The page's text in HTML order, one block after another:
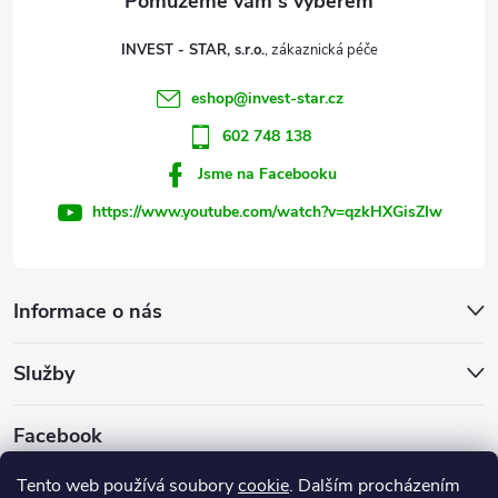
Tento web používá souborycookie. Dalším procházením
Informace o nás
Služby
Facebook
INVEST - STAR, s.r.o.
eshop@invest-star.cz
602 748 138
Jsme na Facebooku
https://www.youtube.com/watch?v=qzkHXGisZIw